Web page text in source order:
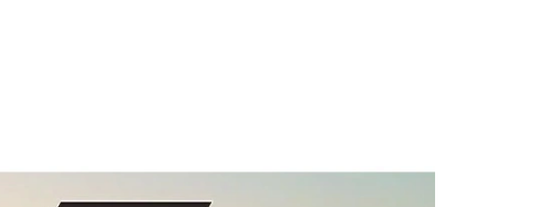
Nguyễn Thanh Hà 08/12/2020
1. Khái Niệm Kích Thủy lực Kích thủy
Minh Chiến